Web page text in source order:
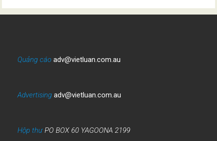
Quảng cáo adv@vietluan.com.au
Advertising adv@vietluan.com.au
Hộp thưPO BOX 60 YAGOONA 2199